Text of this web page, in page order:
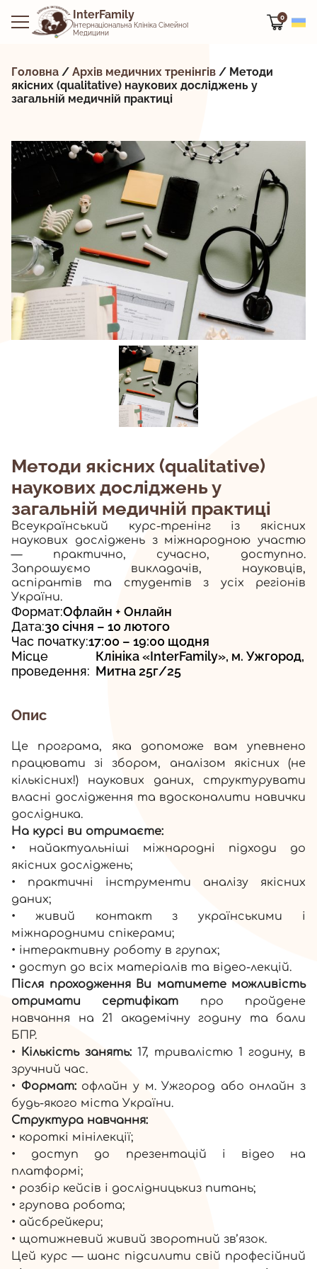
InterFamily
Інтернаціональна Клініка Сімейної
Медицини
0
Головна / Архів медичних тренінгів / Методи
якісних (qualitative) наукових досліджень у
загальній медичній практиці
Методи якісних (qualitative)
наукових досліджень у
загальній медичній практиці
Всеукраїнський курс-тренінг із якісних
наукових досліджень з міжнародною участю
— практично, сучасно, доступно.
Запрошуємо викладачів, науковців,
аспірантів та студентів з усіх регіонів
України.
Формат:Офлайн + Онлайн
Дата:30 січня – 10 лютого
Час початку:17:00 – 19:00 щодня
Місце
проведення:
Клініка «InterFamily», м. Ужгород,
Митна 25г/25
Опис
Це програма, яка допоможе вам упевнено
працювати зі збором, аналізом якісних (не
кількісних!) наукових даних, структурувати
власні дослідження та вдосконалити навички
дослідника.
На курсі ви отримаєте:
• найактуальніші міжнародні підходи до
якісних досліджень;
• практичні інструменти аналізу якісних
даних;
• живий контакт з українськими і
міжнародними спікерами;
• інтерактивну роботу в групах;
• доступ до всіх матеріалів та відео-лекцій.
Після проходження Ви матимете можливість
отримати сертифікат про пройдене
навчання на 21 академічну годину та бали
БПР.
• Кількість занять: 17, тривалістю 1 годину, в
зручний час.
• Формат:офлайн у м. Ужгород або онлайн з
будь-якого міста України.
Структура навчання:
• короткі мінілекції;
• доступ до презентацій і відео на
платформі;
• розбір кейсів і дослідницькиз питань;
• групова робота;
• айсбрейкери;
• щотижневий живий зворотний зв’язок.
Цей курс — шанс підсилити свій професійний
Офлайн
Офлайн
Офлайн